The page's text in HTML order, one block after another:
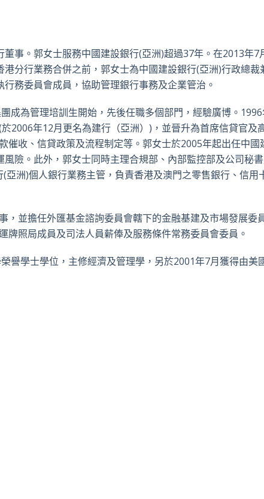
事。郭女士服務中國建設銀行(亞洲)超過37年。在2013年7
分行業務合併之前，郭女士為中國建設銀行(亞洲)行政總裁
務委員會成員，協助管理銀行事務及企業管治。
成為管理培訓生開始，先後任職多個部門，經驗廣博。
2006年12月更名為建行（亞洲）)，並晉升為首席信貸官及
催收、信貸政策及流程制定等。郭女士於2005年起出任中國
險。此外，郭女士同時主理合規部、內部監控部及公司秘
洲)個人銀行業務主管，負責香港及澳門之零售銀行、信用
，並擔任外匯基金諮詢委員會轄下的金融基建及市場發展委
牌照局成員及司法人員薪俸及服務條件常務委員會委員。
譽學士學位，主修經濟及管理學，另於2001年7月獲得由美